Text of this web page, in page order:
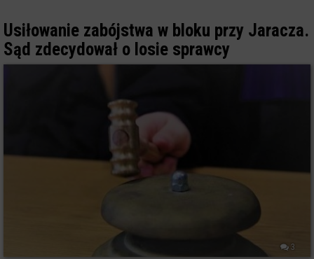
Usiłowanie zabójstwa w bloku przy Jaracza.
Sąd zdecydował o losie sprawcy
3